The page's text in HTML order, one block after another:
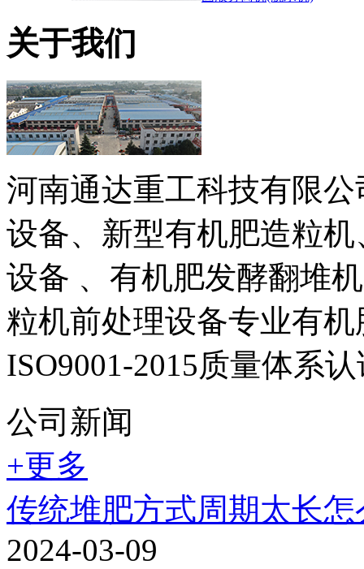
关于我们
河南通达重工科技有限
设备、新型有机肥造粒
设备 、有机肥发酵翻堆
粒机前处理设备专业有
ISO9001-2015质量体系
公司新闻
+更多
传统堆肥方式周期太长怎
2024-03-09